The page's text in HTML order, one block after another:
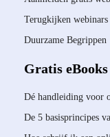
Terugkijken webinars
Duurzame Begrippen
Gratis eBooks
Dé handleiding voor
De 5 basisprincipes